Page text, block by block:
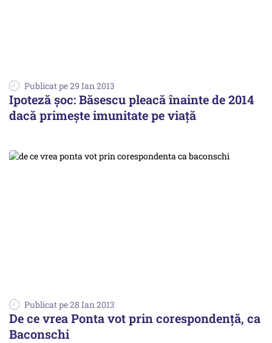
Publicat pe 29 Ian 2013
Ipoteză şoc: Băsescu pleacă înainte de 2014
dacă primește imunitate pe viață
Publicat pe 28 Ian 2013
De ce vrea Ponta vot prin corespondență, ca
Baconschi